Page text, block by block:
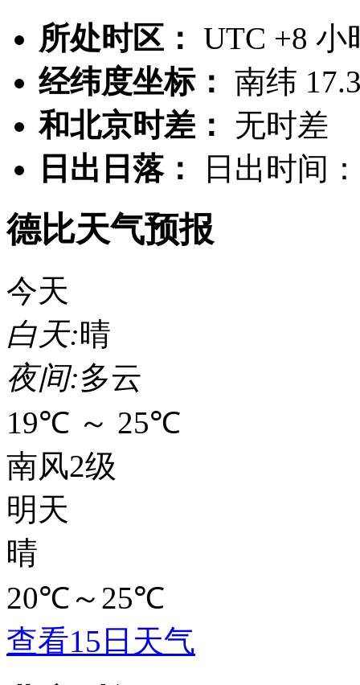
所处时区： UTC +8 小
经纬度坐标： 南纬
和北京时差：
无时差
日出日落：
日出时间
德比天气预报
今天
白天:晴
夜间:多云
19℃ ～ 25℃
南风2级
明天
晴
20℃ ～ 25℃
查看15日天气